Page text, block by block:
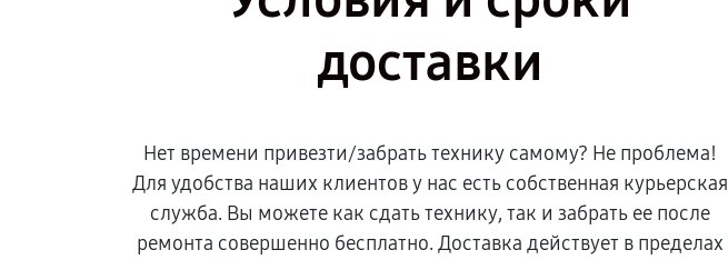
доставки
Нет времени привезти/забрать технику самому? Не проблема!
Для удобства наших клиентов у нас есть собственная курьерская
служба. Вы можете как сдать технику, так и забрать ее после
ремонта совершенно бесплатно. Доставка действует в пределах